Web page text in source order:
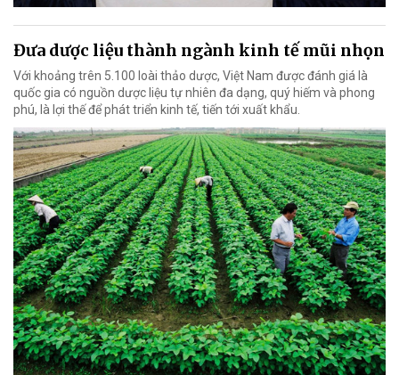
Đưa dược liệu thành ngành kinh tế mũi nhọn
Với khoảng trên 5.100 loài thảo dược, Việt Nam được đánh giá là
quốc gia có nguồn dược liệu tự nhiên đa dạng, quý hiếm và phong
phú, là lợi thế để phát triển kinh tế, tiến tới xuất khẩu.